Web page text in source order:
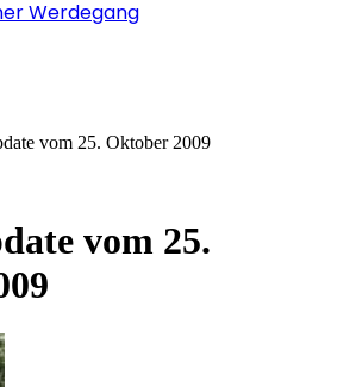
Werdegang
vom 25. Oktober 2009
vom 25.